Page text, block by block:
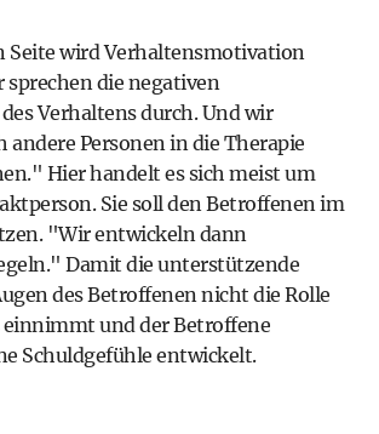
Seite wird Verhaltensmotivation
die negativen
Verhaltens durch. Und wir
andere Personen in die Therapie
Hier handelt es sich meist um
Sie soll den Betroffenen im
"Wir entwickeln dann
Damit die unterstützende
des Betroffenen nicht die Rolle
einnimmt und der Betroffene
Schuldgefühle entwickelt.